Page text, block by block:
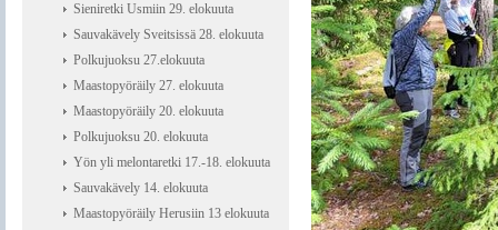
Sieniretki Usmiin 29. elokuuta
Sauvakävely Sveitsissä 28. elokuuta
Polkujuoksu 27.elokuuta
Maastopyöräily 27. elokuuta
Maastopyöräily 20. elokuuta
Polkujuoksu 20. elokuuta
Yön yli melontaretki 17.-18. elokuuta
Sauvakävely 14. elokuuta
Maastopyöräily Herusiin 13 elokuuta